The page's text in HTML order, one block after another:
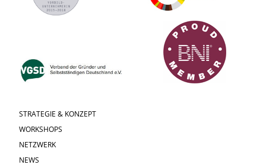
STRATEGIE & KONZEPT
WORKSHOPS
NETZWERK
NEWS